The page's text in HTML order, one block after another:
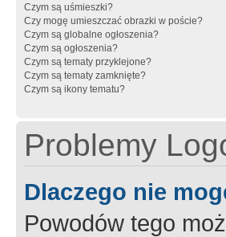
Czym są uśmieszki?
Czy mogę umieszczać obrazki w poście?
Czym są globalne ogłoszenia?
Czym są ogłoszenia?
Czym są tematy przyklejone?
Czym są tematy zamknięte?
Czym są ikony tematu?
Problemy
Dlaczego nie
Powodów tego